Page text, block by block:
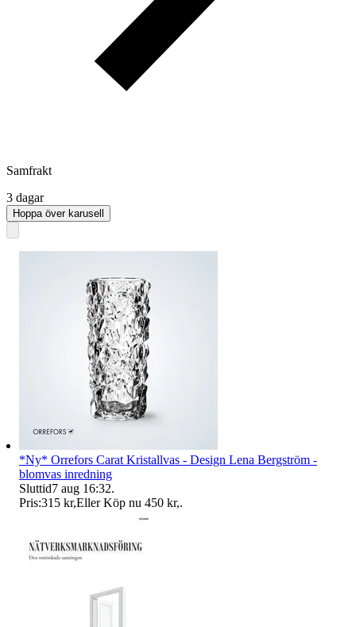
Samfrakt
3 dagar
Hoppa över karusell
*Ny* Orrefors Carat Kristallvas - Design Lena Bergström -
blomvas inredning
Sluttid7 aug 16:32.
Pris:315 kr,Eller Köp nu 450 kr,.